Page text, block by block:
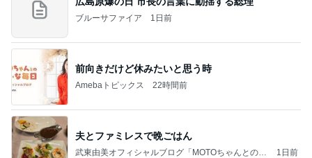
ブルーサファイア 1日前
前向きだけど休みたいと思う時
Amebaトピックス 22時間前
夫とファミレスで晩ごはん
武東由美オフィシャルブログ「MOTOちゃんとのは
1日前